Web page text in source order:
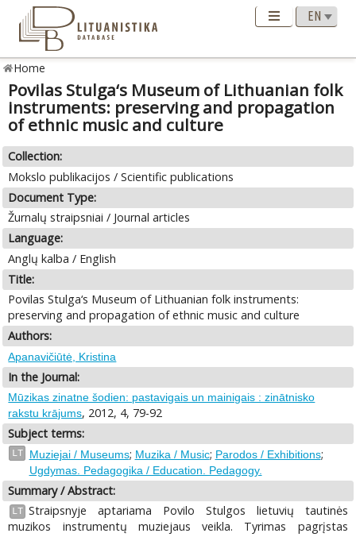
Home
Povilas Stulga‘s Museum of Lithuanian folk
instruments: preserving and propagation
of ethnic music and culture
Collection:
Mokslo publikacijos / Scientific publications
Document Type:
Žurnalų straipsniai / Journal articles
Language:
Anglų kalba / English
Title:
Povilas Stulga‘s Museum of Lithuanian folk instruments:
preserving and propagation of ethnic music and culture
Authors:
Apanavičiūtė, Kristina
In the Journal:
Mūzikas zinatne šodien: pastavigais un mainigais : zinātnisko
rakstu krājums, 2012, 4, 79-92
Subject terms:
LT Muziejai / Museums; Muzika / Music; Parodos / Exhibitions;
Ugdymas. Pedagogika / Education. Pedagogy.
Summary / Abstract:
LT Straipsnyje aptariama Povilo Stulgos lietuvių tautinės
muzikos instrumentų muziejaus veikla. Tyrimas pagrįstas